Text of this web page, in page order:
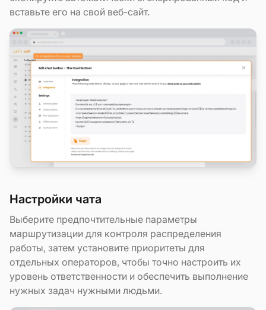
вставьте его на свой веб-сайт.
Настройки чата
Выберите предпочтительные параметры
маршрутизации для контроля распределения
работы, затем установите приоритеты для
отдельных операторов, чтобы точно настроить их
уровень ответственности и обеспечить выполнение
нужных задач нужными людьми.